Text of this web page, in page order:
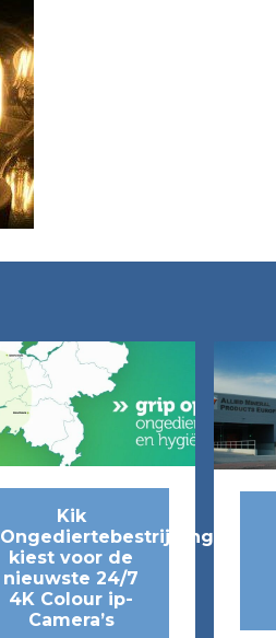
Kik
Ongediertebestrijding
kiest voor de
nieuwste 24/7
4K Colour ip-
Camera’s